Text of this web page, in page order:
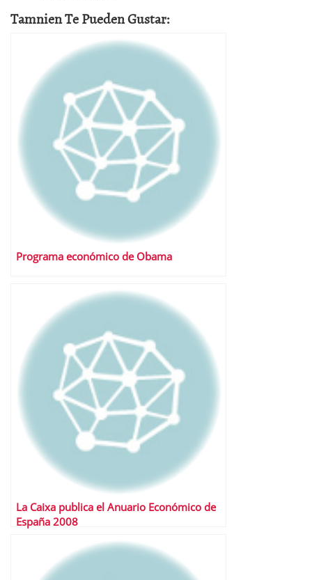
Tamnien Te Pueden Gustar:
Programa económico de Obama
La Caixa publica el Anuario Económico de
España 2008